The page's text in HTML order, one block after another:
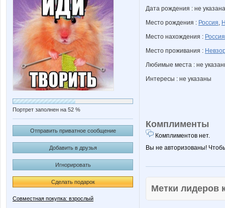
Портрет заполнен на 52 %
Отправить приватное сообщение
Добавить в друзья
Игнорировать
Сделать подарок
Совместная покупка: взрослый
Дата рождения : не указана
Место рождения : Россия,
Место нахождения : Россия
Место проживания :
Любимые места : не
Интересы : не указаны
Комплименты
Комплиментов нет.
Вы не авторизованы!
Метки